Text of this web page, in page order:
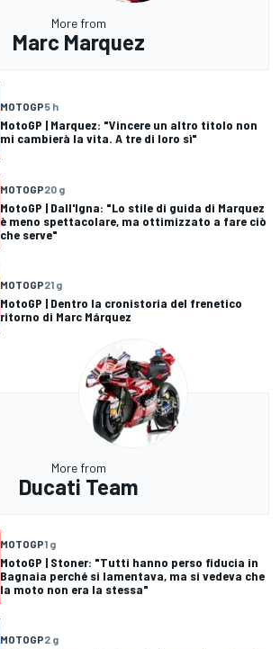
More from
Marc Marquez
MOTOGP5 h
MotoGP | Marquez: "Vincere un altro titolo non
mi cambierà la vita. A tre di loro sì"
MOTOGP20 g
MotoGP | Dall'Igna: "Lo stile di guida di Marquez
è meno spettacolare, ma ottimizzato a fare ciò
che serve"
MOTOGP21 g
MotoGP | Dentro la cronistoria del frenetico
ritorno di Marc Márquez
More from
Ducati Team
MOTOGP1 g
MotoGP | Stoner: "Tutti hanno perso fiducia in
Bagnaia perché si lamentava, ma si vedeva che
la moto non era la stessa"
MOTOGP2 g